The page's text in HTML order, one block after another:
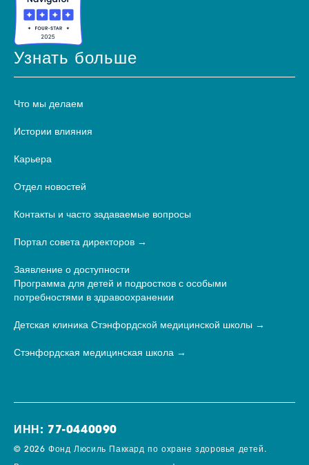
Узнать больше
Что мы делаем
Истории влияния
Карьера
Отдел новостей
Контакты и часто задаваемые вопросы
Портал совета директоров
Заявление о доступности
Программа для детей и подростков с особыми
потребностями в здравоохранении
Детская клиника Стэнфордской медицинской школы
Стэнфордская медицинская школа
ИНН: 77-0440090
© 2026 Фонд Люсиль Паккард по охране здоровья детей.